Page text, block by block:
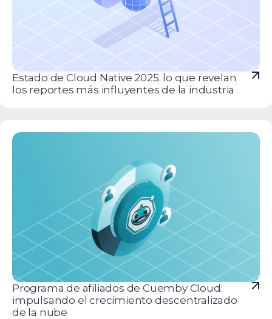
Estado de Cloud Native 2025: lo que revelan
los reportes más influyentes de la industria
Programa de afiliados de Cuemby Cloud:
impulsando el crecimiento descentralizado
de la nube